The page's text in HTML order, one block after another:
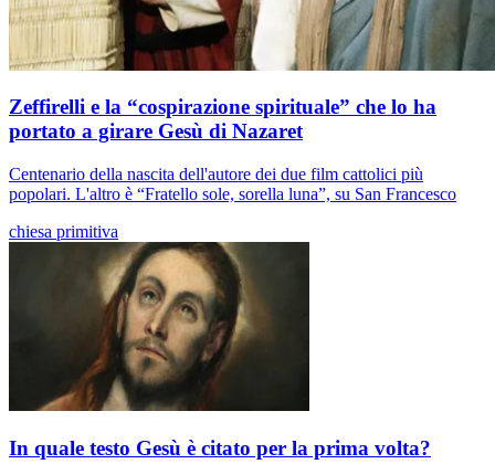
Zeffirelli e la “cospirazione spirituale” che lo ha
portato a girare Gesù di Nazaret
Centenario della nascita dell'autore dei due film cattolici più
popolari. L'altro è “Fratello sole, sorella luna”, su San Francesco
chiesa primitiva
In quale testo Gesù è citato per la prima volta?